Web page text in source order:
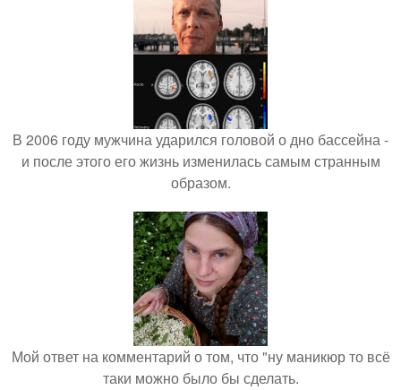
В 2006 году мужчина ударился головой о дно бассейна -
и после этого его жизнь изменилась самым странным
образом.
Мой ответ на комментарий о том, что "ну маникюр то всё
таки можно было бы сделать.